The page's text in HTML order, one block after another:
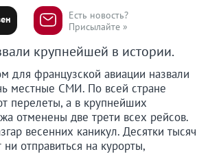
Есть новость?
Присылайте »
крупнейшей в истории.
для французской авиации назвали
местные СМИ. По всей стране
перелеты, а в крупнейших
отменены две трети всех рейсов.
весенних каникул. Десятки тысяч
отправиться на курорты,